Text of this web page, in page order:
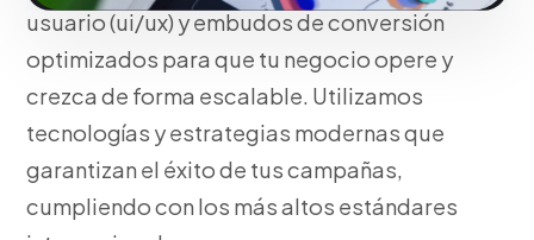
usuario (ui/ux) y embudos de conversión
optimizados para que tu negocio opere y
crezca de forma escalable. Utilizamos
tecnologías y estrategias modernas que
garantizan el éxito de tus campañas,
cumpliendo con los más altos estándares